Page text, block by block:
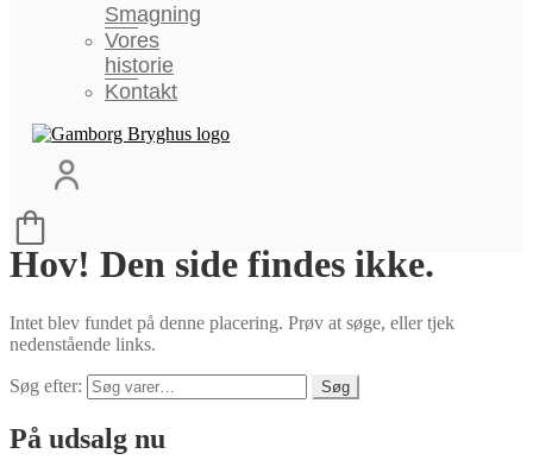
Smagning
Vores
historie
Kontakt
Hov! Den side findes ikke.
Intet blev fundet på denne placering. Prøv at søge, eller tjek
nedenstående links.
Søg efter: Søg
På udsalg nu